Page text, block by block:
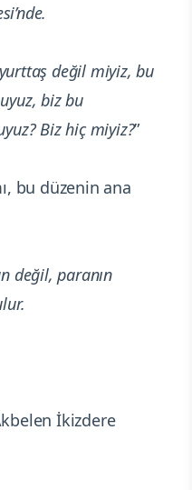
değil miyiz, bu
biz bu
Biz hiç miyiz?”
bu düzenin ana
değil, paranın
İkizdere